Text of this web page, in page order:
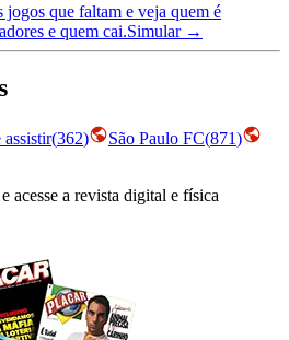
jogos que faltam e veja quem é
e quem cai.Simular →
assistir(362) São Paulo FC(871)
acesse a revista digital e física